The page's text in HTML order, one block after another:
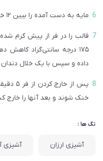
مایه به دست آمده را بیین ۱۲ خانه تقسیم و آنها را تقریبا پر کنید.
داده و سپس با یک خلال دندان
پس از
خنک شوند و بعد آنها را خارج
تگ ها :
آشپزی ارزان آشپزی